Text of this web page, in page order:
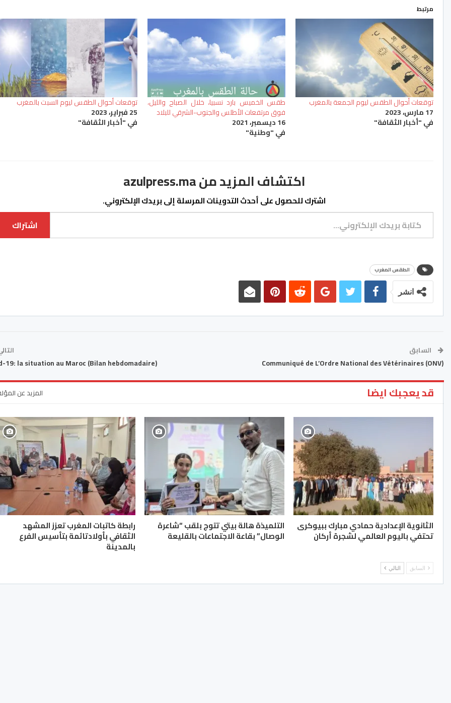
مرتبط
توقعات أحوال الطقس ليوم الجمعة بالمغرب
17 مارس، 2023
في "أخبار الثقافة"
طقس الخميس بارد نسبيا، خلال الصباح والليل،
فوق مرتفعات الأطلس والجنوب-الشرقي للبلاد
16 ديسمبر، 2021
في "وطنية"
توقعات أحوال الطقس ليوم السبت بالمغرب
25 فبراير، 2023
في "أخبار الثقافة"
اكتشاف المزيد من azulpress.ma
اشترك للحصول على أحدث التدوينات المرسلة إلى بريدك الإلكتروني.
كتابة بريدك الإلكتروني...
اشتراك
الطقس المغرب
انشر
السابق
Communiqué de L’Ordre National des Vétérinaires (ONV)
19: la situation au Maroc (Bilan hebdomadaire)
قد يعجبك ايضا المزيد عن
الثانوية الإعدادية حمادي مبارك ببيوكرى
تحتفي باليوم العالمي لشجرة أركان
التلميذة هالة بيتي تتوج بلقب “شاعرة
الوصال” بقاعة الاجتماعات بالقليعة
رابطة كاتبات المغرب تعزز المشهد
الثقافي بأولادتائمة بتأسيس الفرع
بالمدينة
السابق التالي